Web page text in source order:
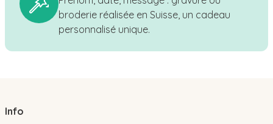
broderie réalisée en Suisse, un cadeau
personnalisé unique.
Info